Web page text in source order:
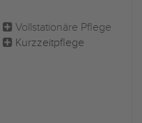
Vollstationäre Pflege
Kurzzeitpflege